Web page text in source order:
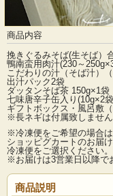
商品内容
挽きぐるみそば(生そば）
鴨南蛮用肉汁(230～
こだわりの汁（そば汁）（
出汁パック2袋
ダッタンそば茶 150g×1袋
七味唐辛子缶入り(10g×2
ギフトボックス・風呂敷
※長ネギは付属致しません
※冷凍便をご希望の場合は
ショッピグカートのお届
冷凍便をご選択ください。
※お届けは3営業日以降で
商品説明